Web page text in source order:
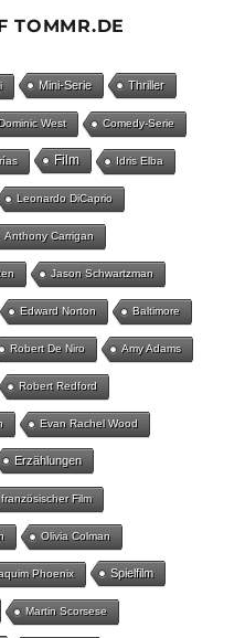
TOMMR.DE
Mini-Serie Thriller
Dominic West Comedy-Serie
Film Idris Elba
Leonardo DiCaprio
Anthony Carrigan
Jason Schwartzman
Edward Norton Baltimore
Robert De Niro Amy Adams
Robert Redford
Evan Rachel Wood
Erzählungen
französischer Film
Olivia Colman
Phoenix Spielfilm
Martin Scorsese